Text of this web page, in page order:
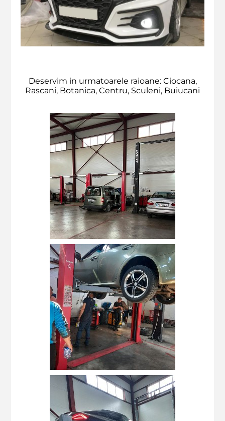
Deservim in urmatoarele raioane: Ciocana,
Rascani, Botanica, Centru, Sculeni, Buiucani